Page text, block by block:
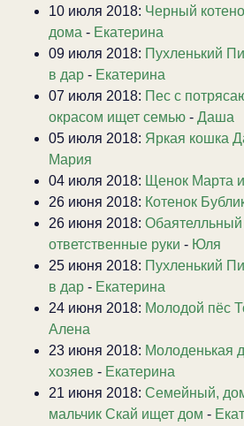
10 июля 2018: Черный
дома - Екатерина
09 июля 2018: Пухленький
в дар - Екатерина
07 июля 2018: Пес с
окрасом ищет семью - Даша
05 июля 2018: Яркая кошка
Мария
04 июля 2018: Щенок Марта
26 июня 2018: Котенок
26 июня 2018: Обаятелльный
ответственные руки - Юля
25 июня 2018: Пухленький
в дар - Екатерина
24 июня 2018: Молодой пёс
Алена
23 июня 2018: Молоденькая
хозяев - Екатерина
21 июня 2018: Семейный,
мальчик Скай ищет дом -